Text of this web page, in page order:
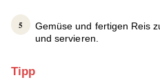
Gemüse und fertigen Reis
und servieren.
Tipp